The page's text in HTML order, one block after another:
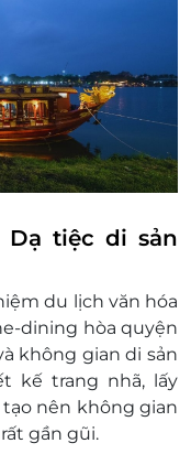
thuế VAT và phí
vé.
khách khi trải
Hueritage từ
trước ngày sử
khách vui lòng
tra tình trạng
khoản phụ thu
vụ và thanh toán.
đã thanh toán
LifeLink, chúng
Dạ tiệc di sản
du lịch văn hóa
dining hòa quyện
không gian di sản
kế trang nhã, lấy
nên không gian
gần gũi.